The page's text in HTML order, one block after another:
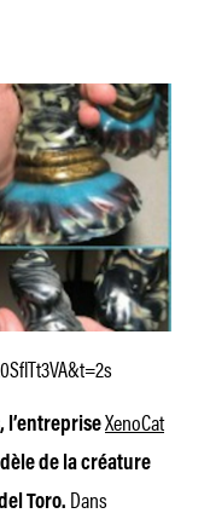
l’entrepriseXenoCat
de la créature
Toro. Dans